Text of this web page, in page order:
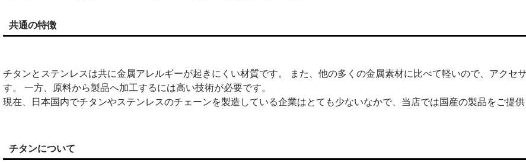
共通の特徴
チタンとステンレスは共に金属アレルギーが起きにくい材質です。 また、他の多くの金属素材に比べて軽いので、アク
す。 一方、原料から製品へ加工するには高い技術が必要です。
現在、日本国内でチタンやステンレスのチェーンを製造している企業はとても少ないなかで、当店では国産の製品をご提供
チタンについて